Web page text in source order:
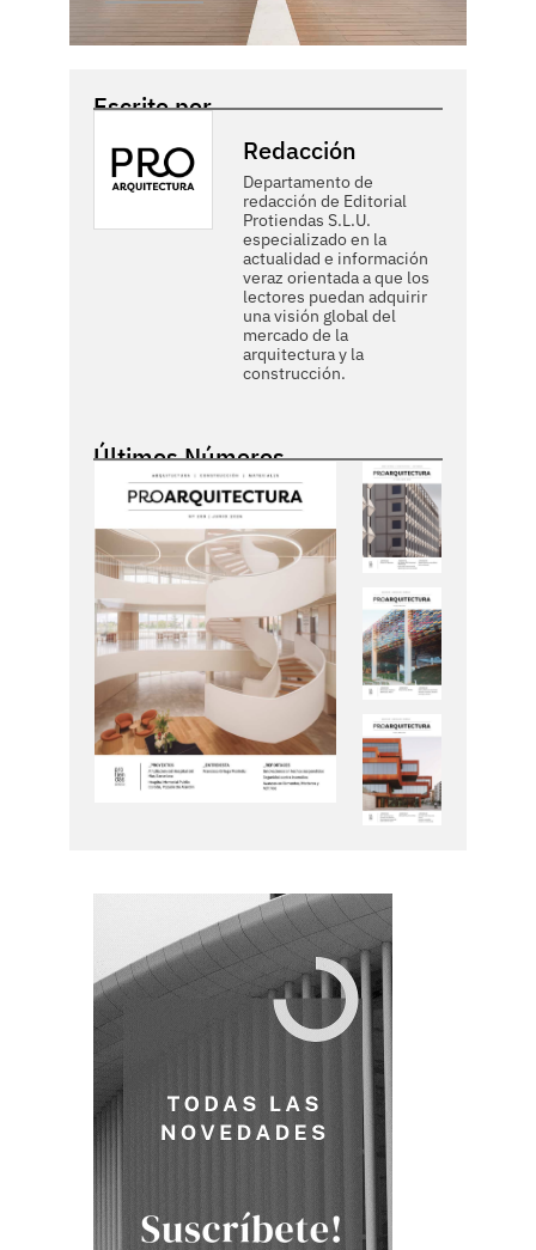
Escrito por
Redacción
Departamento de
redacción de Editorial
Protiendas S.L.U.
especializado en la
actualidad e información
veraz orientada a que los
lectores puedan adquirir
una visión global del
mercado de la
arquitectura y la
construcción.
Últimos Números